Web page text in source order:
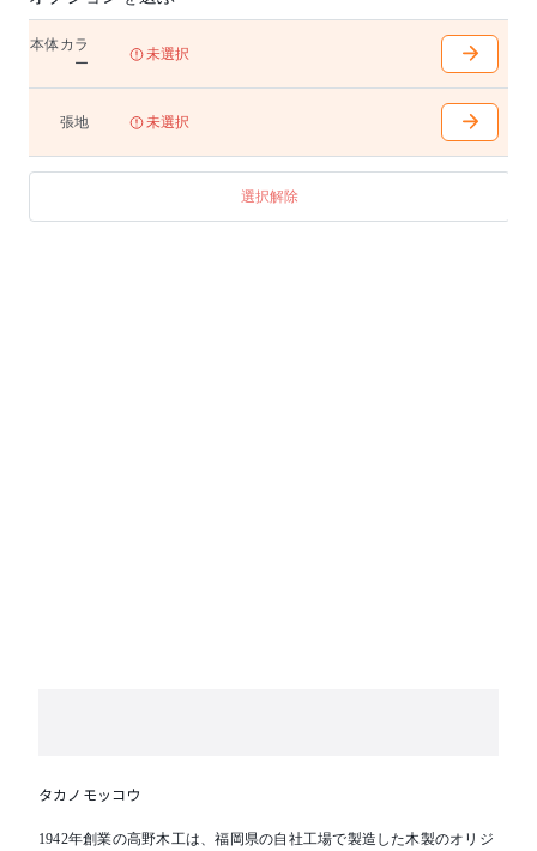
本体カラ
ー
未選択
張地 未選択
選択解除
タカノモッコウ
1942年創業の高野木工は、福岡県の自社工場で製造した木製のオリジ